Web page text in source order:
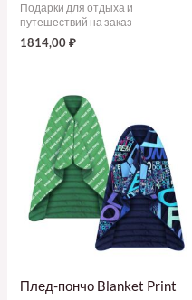
Подарки для отдыха и
путешествий на заказ
1814,00₽
Плед-пончо Blanket Print